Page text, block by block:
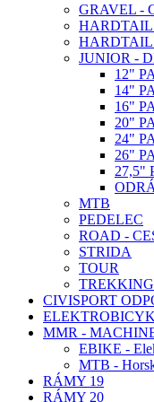
GRAVEL -
HARDTAIL
HARDTAIL
JUNIOR -
12"
14"
16"
20"
24"
26"
27,5"
MTB
PEDELEC
ROAD -
STRIDA
TOUR
TREKKING
CIVISPORT
MMR -
EBIKE -
MTB -
RÁMY 19
RÁMY 20